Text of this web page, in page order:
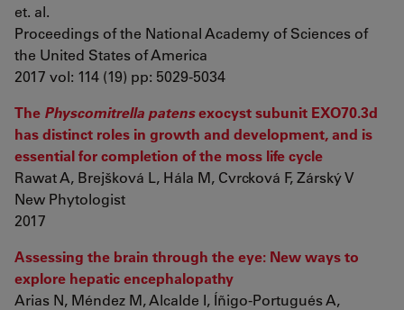
et. al.
Proceedings of the National Academy of Sciences of
the United States of America
2017 vol: 114 (19) pp: 5029-5034
The Physcomitrella patensexocyst subunit EXO70.3d
has distinct roles in growth and development, and is
essential for completion of the moss life cycle
Rawat A, Brejšková L, Hála M, Cvrcková F, Zárský V
New Phytologist
2017
Assessing the brain through the eye: New ways to
explore hepatic encephalopathy
Arias N, Méndez M, Alcalde I, Íñigo-Portugués A,